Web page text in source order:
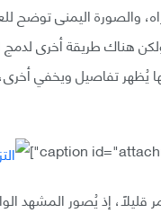
والصورة اليمنى توضح
ولكن هناك طريقة أخرى
يُظهر تفاصيل ويخفي
قليلًا، إذ يُصور المشهد